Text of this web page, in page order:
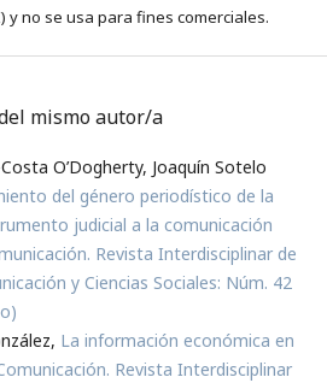
y no se usa para fines comerciales.
mismo autor/a
O’Dogherty, Joaquín Sotelo
del género periodístico de la
judicial a la comunicación
Revista Interdisciplinar de
y Ciencias Sociales: Núm. 42
La información económica en
Revista Interdisciplinar